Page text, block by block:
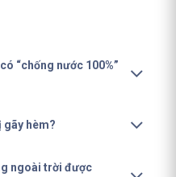
“chống nước 100%”
gãy hèm?
ngoài trời được